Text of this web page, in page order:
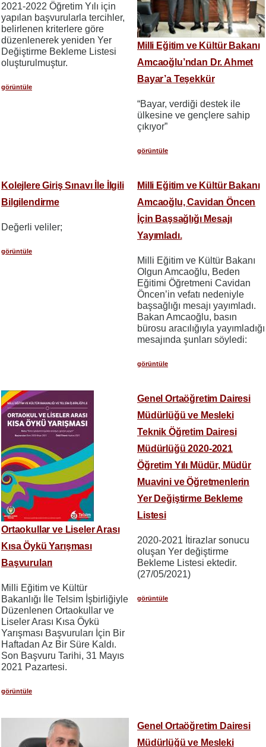
2021-2022 Öğretim Yılı için
yapılan başvurularla tercihler,
belirlenen kriterlere göre
düzenlenerek yeniden Yer
Değiştirme Bekleme Listesi
oluşturulmuştur.
görüntüle
Milli Eğitim ve Kültür Bakanı
Amcaoğlu’ndan Dr. Ahmet
Bayar’a Teşekkür
“Bayar, verdiği destek ile
ülkesine ve gençlere sahip
çıkıyor”
görüntüle
Kolejlere Giriş Sınavı İle İlgili
Bilgilendirme
Değerli veliler;
görüntüle
Milli Eğitim ve Kültür Bakanı
Amcaoğlu, Cavidan Öncen
İçin Başsağlığı Mesajı
Yayımladı.
Milli Eğitim ve Kültür Bakanı
Olgun Amcaoğlu, Beden
Eğitimi Öğretmeni Cavidan
Öncen’in vefatı nedeniyle
başsağlığı mesajı yayımladı.
Bakan Amcaoğlu, basın
bürosu aracılığıyla yayımladığı
mesajında şunları söyledi:
görüntüle
Ortaokullar ve Liseler Arası
Kısa Öykü Yarışması
Başvuruları
Milli Eğitim ve Kültür
Bakanlığı İle Telsim İşbirliğiyle
Düzenlenen Ortaokullar ve
Liseler Arası Kısa Öykü
Yarışması Başvuruları İçin Bir
Haftadan Az Bir Süre Kaldı.
Son Başvuru Tarihi, 31 Mayıs
2021 Pazartesi.
görüntüle
Genel Ortaöğretim Dairesi
Müdürlüğü ve Mesleki
Teknik Öğretim Dairesi
Müdürlüğü 2020-2021
Öğretim Yılı Müdür, Müdür
Muavini ve Öğretmenlerin
Yer Değiştirme Bekleme
Listesi
2020-2021 İtirazlar sonucu
oluşan Yer değiştirme
Bekleme Listesi ektedir.
(27/05/2021)
görüntüle
Genel Ortaöğretim Dairesi
Müdürlüğü ve Mesleki